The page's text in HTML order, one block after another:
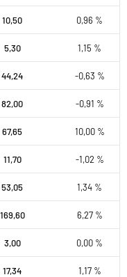
10,50 0,96 %
5,30 1,15 %
44,24 -0,63 %
82,00 -0,91 %
67,65 10,00 %
11,70 -1,02 %
53,05 1,34 %
169,60 6,27 %
3,00 0,00 %
17,34 1,17 %